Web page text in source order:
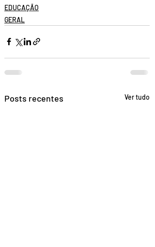
EDUCAÇÃO
GERAL
Posts recentes Ver tudo